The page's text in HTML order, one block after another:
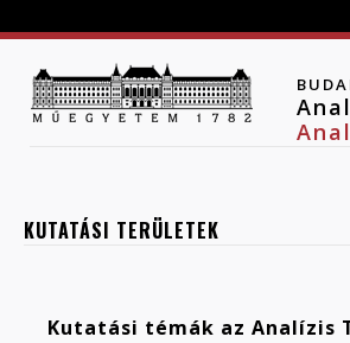
KUTATÁSI TERÜLETEK
Kutatási témák az Analízis